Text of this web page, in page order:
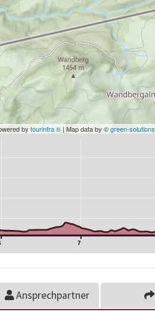
by tourinfra ® | Map data by ©green-solutions
7
Ansprechpartner